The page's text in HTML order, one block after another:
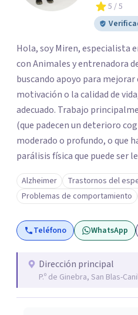
5 / 5
Hola, soy Miren, especialista
con Animales y entrenadora
buscando apoyo para
motivación o la calidad de
adecuado. Trabajo
(que padecen un deterioro
moderado o profundo, o que
parálisis física que puede ser leve, moderado o grave, o
tienen Alzheimer o
discapacidad intelectual(
de Down, Trastorno del
comportamientos conductuales ) y física ( con
parcial, reducida, o padecen
o se mueven en silla de
discapacidad intelectual y/o
procesos desde un enfoque
Alzheimer
Trastornos del
Problemas de comportamiento
Teléfono WhatsApp
Dirección principal
P.º de Ginebra, San Blas-